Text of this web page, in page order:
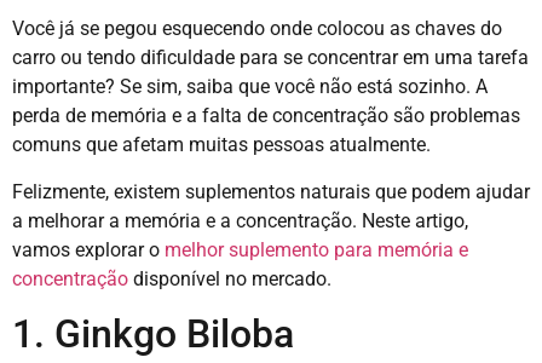
Você já se pegou esquecendo onde colocou as chaves do
carro ou tendo dificuldade para se concentrar em uma tarefa
importante? Se sim, saiba que você não está sozinho. A
perda de memória e a falta de concentração são problemas
comuns que afetam muitas pessoas atualmente.
Felizmente, existem suplementos naturais que podem ajudar
a melhorar a memória e a concentração. Neste artigo,
vamos explorar o melhor suplemento para memória e
concentração disponível no mercado.
1. Ginkgo Biloba